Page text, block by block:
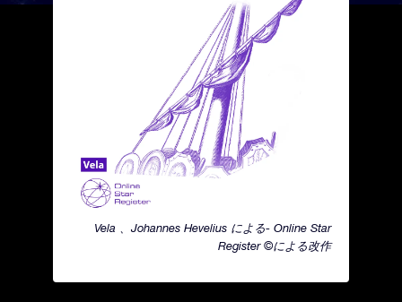
Vela 、Johannes Hevelius による- Online Star
Register ©による改作